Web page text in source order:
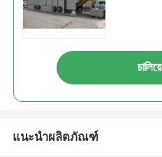
চালিয়ে
แนะนำผลิตภัณฑ์